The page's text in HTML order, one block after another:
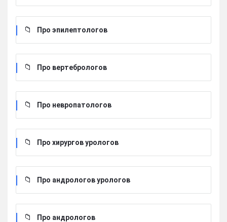
Про эпилептологов
Про вертебрологов
Про невропатологов
Про хирургов урологов
Про андрологов урологов
Про андрологов